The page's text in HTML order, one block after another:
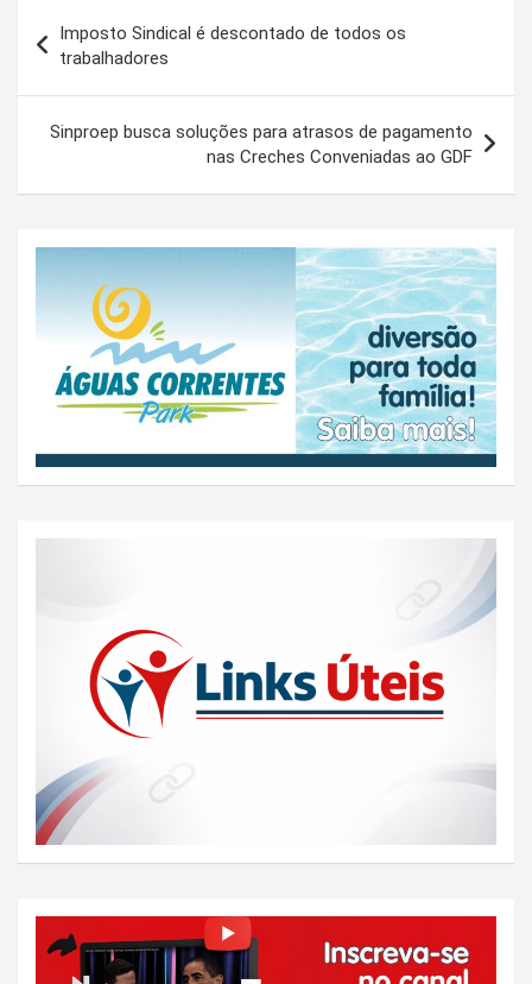
de
Post
Imposto Sindical é descontado de todos os
trabalhadores
Sinproep busca soluções para atrasos de pagamento
nas Creches Conveniadas ao GDF